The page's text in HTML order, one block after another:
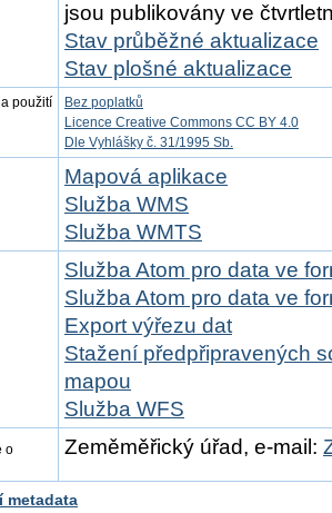
jsou publikovány ve
Stav průběžné aktualizace
Stav plošné aktualizace
použití
Bez poplatků
Licence Creative Commons CC BY 4.0
Dle Vyhlášky č. 31/1995 Sb.
Mapová aplikace
Služba WMS
Služba WMTS
Služba Atom pro data ve
Služba Atom pro data ve
Export výřezu dat
Stažení předpřipravených
mapou
Služba WFS
o
Zeměměřický úřad, e-mail:
metadata